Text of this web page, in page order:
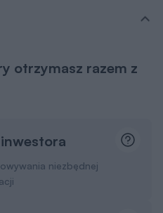
otrzymasz razem z
niezbędnej